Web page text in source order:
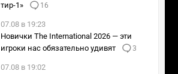
тир-1»
16
07.08 в 19:23
Новички The International 2026 — эти
игроки нас обязательно удивят
3
07.08 в 19:02